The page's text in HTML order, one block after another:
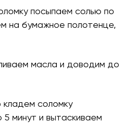
посыпаем солью по
на бумажное полотенце,
масла и доводим до
соломку
минут и вытаскиваем